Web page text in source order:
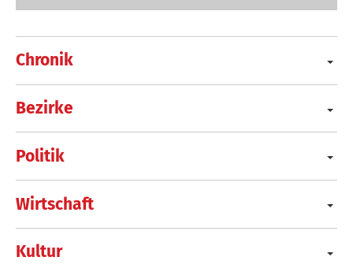
Chronik
Bezirke
Politik
Wirtschaft
Kultur